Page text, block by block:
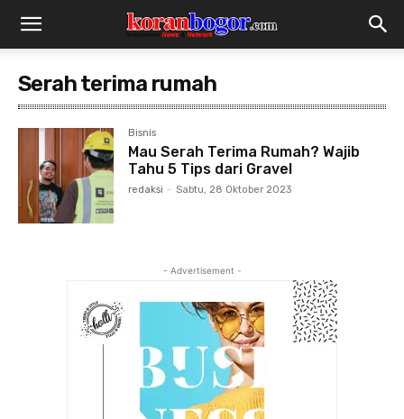
Serah terima rumah
Bisnis
Mau Serah Terima Rumah? Wajib
Tahu 5 Tips dari Gravel
redaksi - Sabtu, 28 Oktober 2023
- Advertisement -